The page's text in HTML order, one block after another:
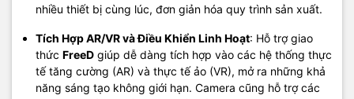
nhiều thiết bị cùng lúc, đơn giản hóa quy trình sản xuất.
Tích Hợp AR/VR và Điều Khiển Linh Hoạt: Hỗ trợ giao
thức FreeD giúp dễ dàng tích hợp vào các hệ thống thực
tế tăng cường (AR) và thực tế ảo (VR), mở ra những khả
năng sáng tạo không giới hạn. Camera cũng hỗ trợ các